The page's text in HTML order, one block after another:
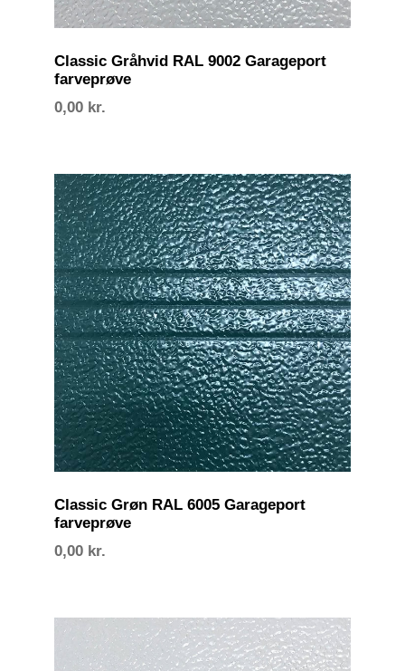
Classic Gråhvid RAL 9002 Garageport
farveprøve
0,00 kr.
Classic Grøn RAL 6005 Garageport
farveprøve
0,00 kr.